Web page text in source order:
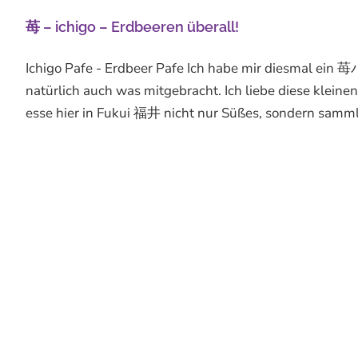
苺 – ichigo – Erdbeeren überall!
Ichigo Pafe - Erdbeer Pafe Ich habe mir diesmal ein
natürlich auch was mitgebracht. Ich liebe diese
esse hier in Fukui 福井 nicht nur Süßes, sondern